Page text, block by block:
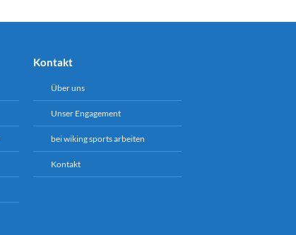
Kontakt
Über uns
Unser Engagement
bei wiking sports arbeiten
Kontakt